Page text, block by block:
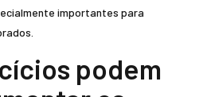
importantes para
podem